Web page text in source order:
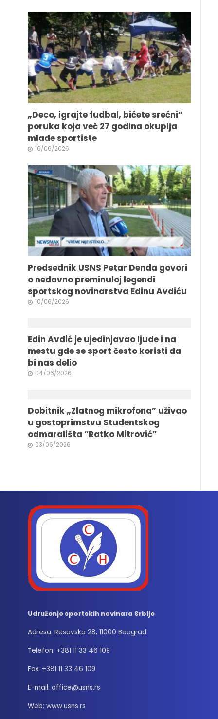
„Deco, igrajte fudbal, bićete srećni“
poruka koja već 27 godina okuplja
mlade sportiste
16/06/2026
Predsednik USNS Petar Denda govori
o nedavno preminuloj legendi
sportskog novinarstva Edinu Avdiću
10/06/2026
Edin Avdić je ujedinjavao ljude i na
mestu gde se sport često koristi da
bi nas delio
04/06/2026
Dobitnik „Zlatnog mikrofona” uživao
u gostoprimstvu Studentskog
odmarališta “Ratko Mitrović”
03/06/2026
Udruženje sportskih novinara Srbije
Adresa: Resavska 28, 11000 Beograd
Telefon: +381 11 33 46 109
Fax: +381 11 33 46 109
E-mail: office@usns.rs
Web: www.usns.rs